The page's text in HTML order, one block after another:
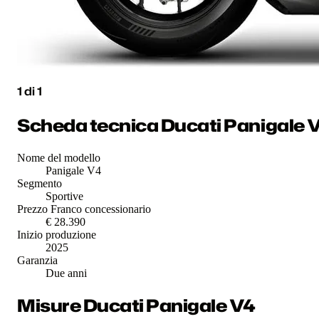
1di1
Scheda tecnica Ducati Panigale
Nome del modello
Panigale V4
Segmento
Sportive
Prezzo Franco concessionario
€ 28.390
Inizio produzione
2025
Garanzia
Due anni
Misure Ducati Panigale V4